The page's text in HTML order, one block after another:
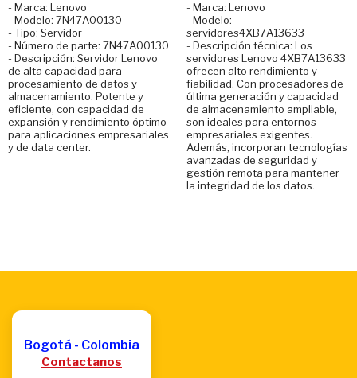
- Marca: Lenovo
- Modelo: 7N47A00130
- Tipo: Servidor
- Número de parte: 7N47A00130
- Descripción: Servidor Lenovo
de alta capacidad para
procesamiento de datos y
almacenamiento. Potente y
eficiente, con capacidad de
expansión y rendimiento óptimo
para aplicaciones empresariales
y de data center.
- Marca: Lenovo
- Modelo:
servidores4XB7A13633
- Descripción técnica: Los
servidores Lenovo 4XB7A13633
ofrecen alto rendimiento y
fiabilidad. Con procesadores de
última generación y capacidad
de almacenamiento ampliable,
son ideales para entornos
empresariales exigentes.
Además, incorporan tecnologías
avanzadas de seguridad y
gestión remota para mantener
la integridad de los datos.
Bogotá - Colombia
Contactanos